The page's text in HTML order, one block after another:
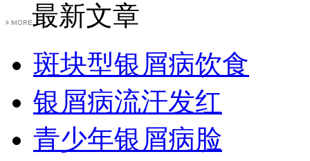
最新文章
斑块型银屑病饮食
银屑病流汗发红
青少年银屑病脸